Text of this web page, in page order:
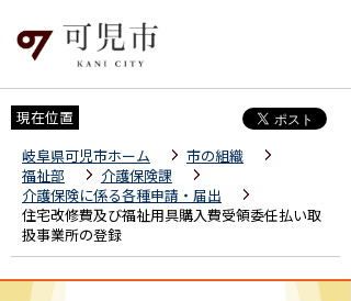
現在位置
岐阜県可児市ホーム
市の組織
福祉部
介護保険課
介護保険に係る各種申請・届出
住宅改修費及び福祉用具購入費受領委任払い取
扱事業所の登録